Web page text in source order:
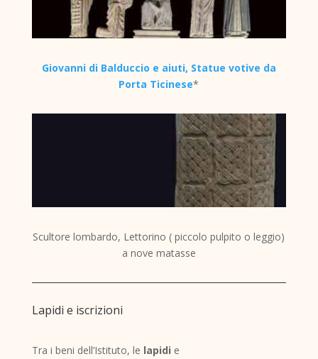
Giovanni di Balduccio e aiuti, Statue votive da
Porta Ticinese*
Scultore lombardo, Lettorino ( piccolo pulpito o leggio)
a nove matasse
Lapidi e iscrizioni
Tra i beni dell’Istituto, le lapidi e